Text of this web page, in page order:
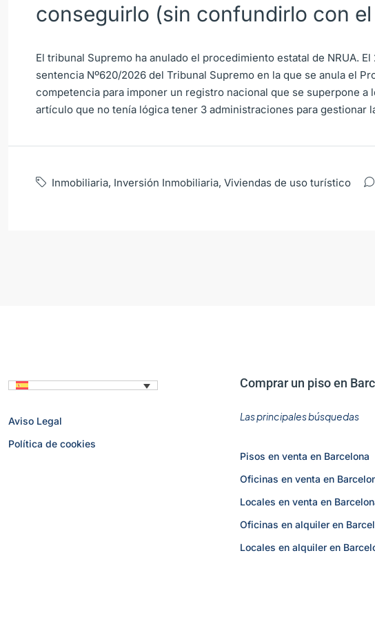
conseguirlo (sin confundirlo con el
El tribunal Supremo ha anulado el procedimiento estatal de NRUA.
sentencia Nº620/2026 del Tribunal Supremo en la que se anula el
competencia para imponer un registro nacional que se superpone a
artículo que no tenía lógica tener 3 administraciones para gestionar
Inmobiliaria, Inversión Inmobiliaria, Viviendas de uso turístico
Aviso Legal
Política de cookies
Comprar un piso en
Las principales búsquedas
Pisos en venta en Barcelona
Oficinas en venta en
Locales en venta en
Oficinas en alquiler en
Locales en alquiler en